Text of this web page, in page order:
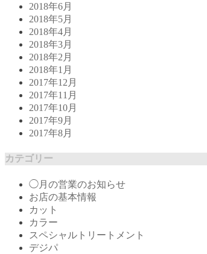
2018年6月
2018年5月
2018年4月
2018年3月
2018年2月
2018年1月
2017年12月
2017年11月
2017年10月
2017年9月
2017年8月
カテゴリー
◯月の営業のお知らせ
お店の基本情報
カット
カラー
スペシャルトリートメント
デジパ